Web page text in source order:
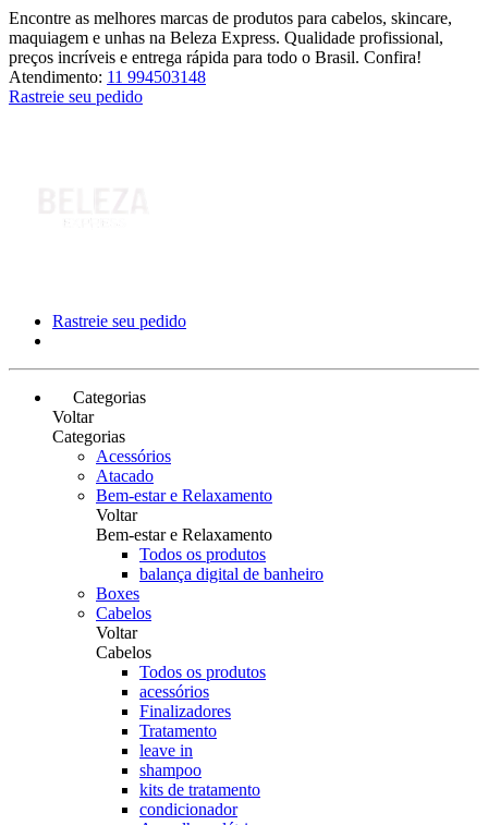
Encontre as melhores marcas de produtos para cabelos, skincare,
maquiagem e unhas na Beleza Express. Qualidade profissional,
preços incríveis e entrega rápida para todo o Brasil. Confira!
Atendimento: 11 994503148
Rastreie seu pedido
Rastreie seu pedido
Categorias
Voltar
Categorias
Acessórios
Atacado
Bem-estar e Relaxamento
Voltar
Bem-estar e Relaxamento
Todos os produtos
balança digital de banheiro
Boxes
Cabelos
Voltar
Cabelos
Todos os produtos
acessórios
Finalizadores
Tratamento
leave in
shampoo
kits de tratamento
condicionador